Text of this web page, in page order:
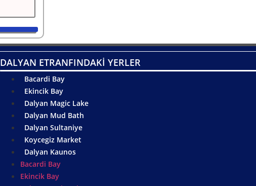
DALYAN ETRANFINDAKİ YERLER
Bacardi Bay
Ekincik Bay
Dalyan Magic Lake
Dalyan Mud Bath
Dalyan Sultaniye
Koycegiz Market
Dalyan Kaunos
Bacardi Bay
Ekincik Bay